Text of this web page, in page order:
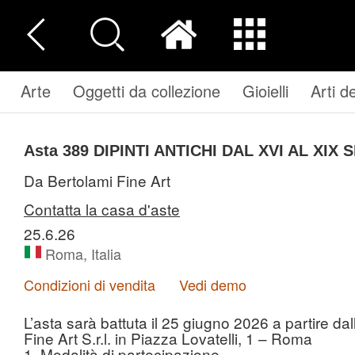
Arte Oggetti da collezione Gioielli Arti
Asta 389 DIPINTI ANTICHI DAL XVI AL XIX
Da Bertolami Fine Art
Contatta la casa d'aste
25.6.26
Roma, Italia
Condizioni di vendita
Vedi demo
L’asta sarà battuta il 25 giugno 2026 a partire
Fine Art S.r.l. in Piazza Lovatelli, 1 – Roma